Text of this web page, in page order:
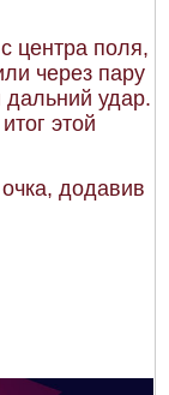
центра поля,
через пару
дальний удар.
этой
додавив